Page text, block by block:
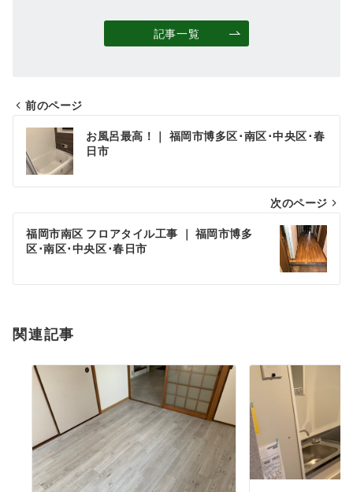
記事一覧
投
稿
ナ
ビ
ゲ
シ
ン
前のページ
お風呂最高！｜ 福岡市博多区･南区･中央区･春
日市
次のページ
福岡市南区 フロアタイル工事 ｜ 福岡市博多
区･南区･中央区･春日市
関連記事